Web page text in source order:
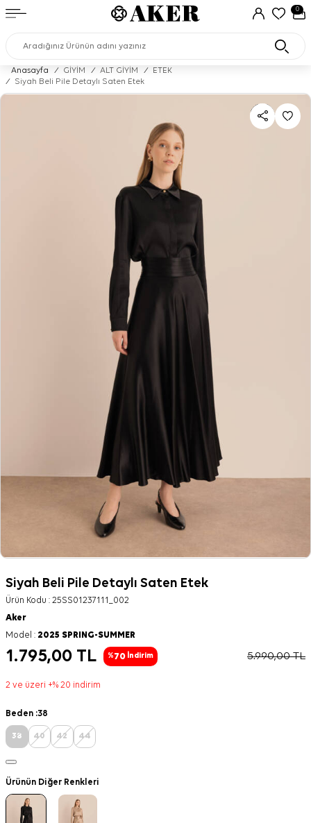
0
Anasayfa / GİYİM / ALT GİYİM /
ETEK
/
Siyah Beli Pile Detaylı Saten Etek
Siyah Beli Pile Detaylı Saten Etek
Ürün Kodu : 25SS01237111_002
Aker
Model : 2025 SPRING-SUMMER
1.795,00 TL %70 İndirim 5.990,00TL
2 ve üzeri +% 20 indirim
Beden :38
38 40 42 44
Ürünün Diğer Renkleri